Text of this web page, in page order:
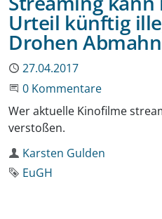
Urteil künftig
Drohen
Publiziert
27.04.2017
Beginne eine Unterhaltung
0 Kommentare
Wer aktuelle Kinofilme
verstoßen.
Autor
Karsten Gulden
Schlagwort
EuGH